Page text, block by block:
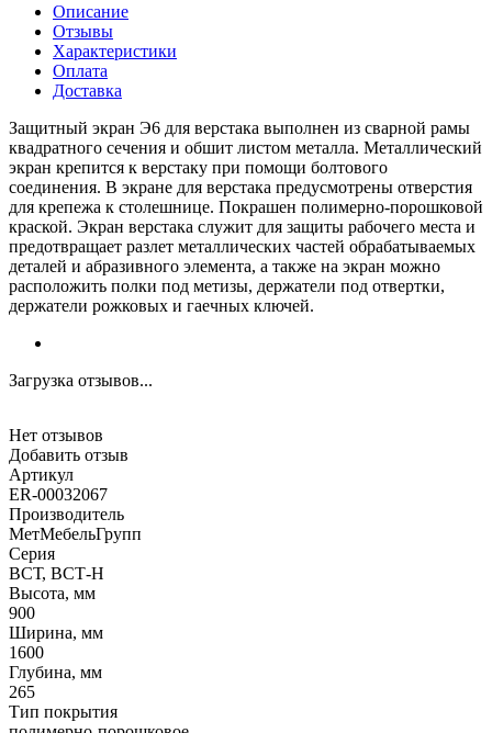
Описание
Отзывы
Характеристики
Оплата
Доставка
Защитный экран Э6 для верстака выполнен из сварной рамы
квадратного сечения и обшит листом металла. Металлический
экран крепится к верстаку при помощи болтового
соединения. В экране для верстака предусмотрены отверстия
для крепежа к столешнице. Покрашен полимерно-порошковой
краской. Экран верстака служит для защиты рабочего места и
предотвращает разлет металлических частей обрабатываемых
деталей и абразивного элемента, а также на экран можно
расположить полки под метизы, держатели под отвертки,
держатели рожковых и гаечных ключей.
Загрузка отзывов...
Нет отзывов
Добавить отзыв
Артикул
ER-00032067
Производитель
МетМебельГрупп
Серия
ВСТ, ВСТ-Н
Высота, мм
900
Ширина, мм
1600
Глубина, мм
265
Тип покрытия